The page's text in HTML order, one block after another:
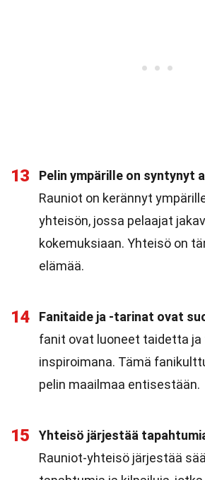
13
Pelin ympärille on syntynyt
Rauniot on kerännyt
yhteisön, jossa pelaajat
kokemuksiaan. Yhteisö on
elämää.
14 Fanitaide ja -tarinat ovat
fanit ovat luoneet taidetta ja
inspiroimana. Tämä
pelin maailmaa entisestään.
15
Yhteisö järjestää
Rauniot-yhteisö järjestää